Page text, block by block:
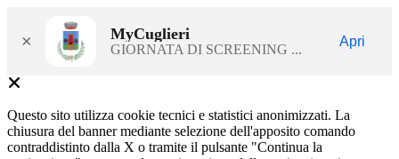
× MyCuglieri
GIORNATA DI SCREENING ...
Apri
Questo sito utilizza cookie tecnici e statistici anonimizzati. La
chiusura del banner mediante selezione dell'apposito comando
contraddistinto dalla X o tramite il pulsante "Continua la